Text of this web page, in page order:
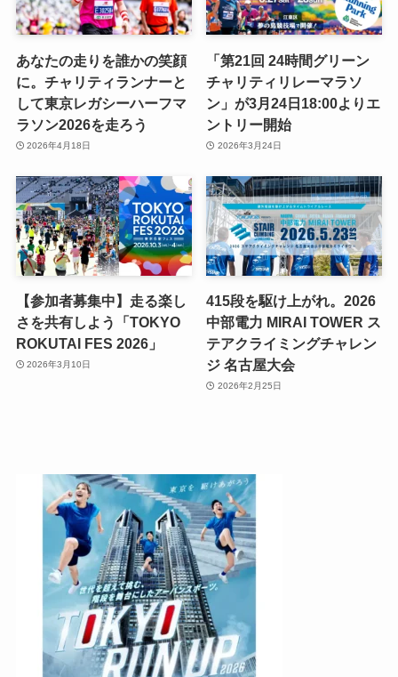
あなたの走りを誰かの笑顔
に。チャリティランナーと
して東京レガシーハーフマ
ラソン2026を走ろう
2026年4月18日
「第21回 24時間グリーン
チャリティリレーマラソ
ン」が3月24日18:00よりエ
ントリー開始
2026年3月24日
【参加者募集中】走る楽し
さを共有しよう「TOKYO
ROKUTAI FES 2026」
2026年3月10日
415段を駆け上がれ。2026
中部電力 MIRAI TOWER ス
テアクライミングチャレン
ジ 名古屋大会
2026年2月25日